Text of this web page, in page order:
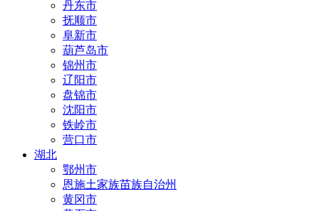
丹东市
抚顺市
阜新市
葫芦岛市
锦州市
辽阳市
盘锦市
沈阳市
铁岭市
营口市
湖北
鄂州市
恩施土家族苗族自治州
黄冈市